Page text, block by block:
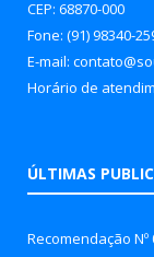
CEP: 68870-000
Fone: (91) 98340-
E-mail:
Horário de
ÚLTIMAS
Recomendação Nº